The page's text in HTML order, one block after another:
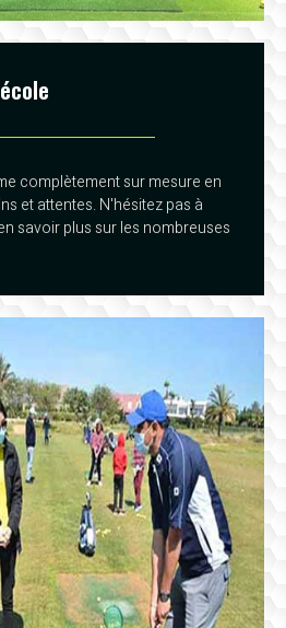
complètement sur mesure en
et attentes. N'hésitez pas à
savoir plus sur les nombreuses